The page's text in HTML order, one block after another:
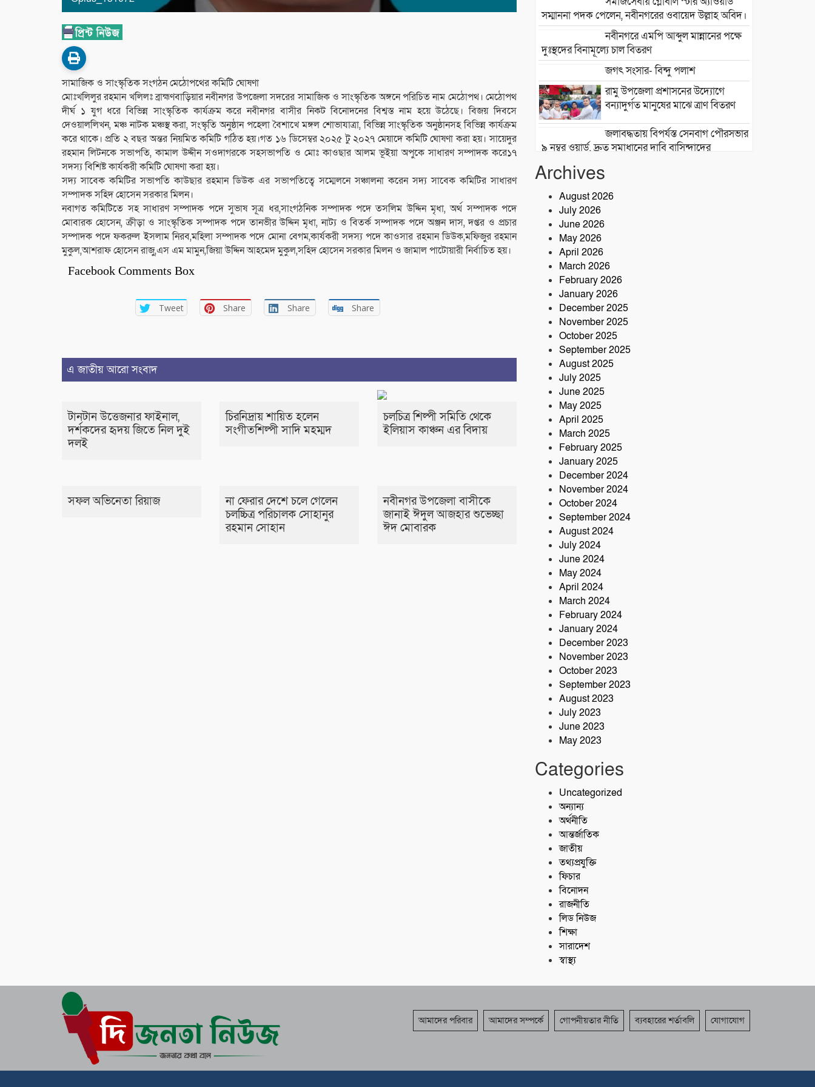
সামাজিক ও সাংস্কৃতিক সংগঠন মেঠোপথের কমিটি ঘোষণা
মোঃখলিলুর রহমান খলিলঃ ব্রাহ্মণবাড়িয়ার নবীনগর উপজেলা সদরের সামাজিক ও সাংস্কৃতিক অঙ্গনে পরিচিত নাম মেঠোপথ। মেঠোপথ
দীর্ঘ ১ যুগ ধরে বিভিন্ন সাংস্কৃতিক কার্যক্রম করে নবীনগর বাসীর নিকট বিনোদনের বিশ্বস্ত নাম হয়ে উঠেছে। বিজয় দিবসে
দেওয়াললিখন, মঞ্চ নাটক মঞ্চস্থ করা, সংস্কৃতি অনুষ্ঠান পহেলা বৈশাখে মঙ্গল শোভাযাত্রা, বিভিন্ন সাংস্কৃতিক অনুষ্ঠানসহ বিভিন্ন কার্যক্রম
করে থাকে। প্রতি ২ বছর অন্তর নিয়মিত কমিটি গঠিত হয়।গত ১৬ ডিসেম্বর ২০২৫ টু ২০২৭ মেয়াদে কমিটি ঘোষণা করা হয়। সায়েদুর
রহমান লিটনকে সভাপতি, কামাল উদ্দীন সওদাগরকে সহসভাপতি ও মোঃ কাওছার আলম ভূইয়া অপুকে সাধারণ সম্পাদক করে১৭
সদস্য বিশিষ্ট কার্যকরী কমিটি ঘোষণা করা হয়।
সদ্য সাবেক কমিটির সভাপতি কাউছার রহমান ডিউক এর সভাপতিত্বে সম্মেলনে সঞ্চালনা করেন সদ্য সাবেক কমিটির সাধারণ
সম্পাদক সহিদ হোসেন সরকার মিলন।
নবাগত কমিটিতে সহ সাধারণ সম্পাদক পদে সুভাষ সূত্র ধর,সাংগঠনিক সম্পাদক পদে তসলিম উদ্দিন মৃধা, অর্থ সম্পাদক পদে
মোবারক হোসেন, ক্রীড়া ও সাংস্কৃতিক সম্পাদক পদে তানভীর উদ্দিন মৃধা, নাট্য ও বিতর্ক সম্পাদক পদে অঞ্জন দাস, দপ্তর ও প্রচার
সম্পাদক পদে ফকরুল ইসলাম নিরব,মহিলা সম্পাদক পদে মোনা বেগম,কার্যকরী সদস্য পদে কাওসার রহমান ডিউক,মফিজুর রহমান
মুকুল,আশরাফ হোসেন রাজু,এস এম মামুন,জিয়া উদ্দিন আহমেদ মুকুল,সহিদ হোসেন সরকার মিলন ও জামাল পাটোয়ারী নির্বাচিত হয়।
Facebook Comments Box
Tweet Share Share Share
এ জাতীয় আরো সংবাদ
টানটান উত্তেজনার ফাইনাল,
দর্শকদের হৃদয় জিতে নিল দুই
দলই
চিরনিদ্রায় শায়িত হলেন
সংগীতশিল্পী সাদি মহম্মদ
চলচিত্র শিল্পী সমিতি থেকে
ইলিয়াস কাঞ্চন এর বিদায়
সফল অভিনেতা রিয়াজ
না ফেরার দেশে চলে গেলেন
চলচ্চিত্র পরিচালক সোহানুর
রহমান সোহান
নবীনগর উপজেলা বাসীকে
জানাই ঈদুল আজহার শুভেচ্ছা
ঈদ মোবারক
সম্মাননা পদক পেলেন, নবীনগরের ওবায়েদ উল্লাহ অবিদ।
নবীনগরে এমপি আব্দুল মান্নানের পক্ষে
দুঃস্থদের বিনামূল্যে চাল বিতরণ
জগৎ সংসার- বিন্দু পলাশ
রামু উপজেলা প্রশাসনের উদ্যোগে
বন্যাদুর্গত মানুষের মাঝে ত্রাণ বিতরণ
জলাবদ্ধতায় বিপর্যস্ত সেনবাগ পৌরসভার
৯ নম্বর ওয়ার্ড, দ্রুত সমাধানের দাবি বাসিন্দাদের
সড়ক দুর্ঘটনায় আরেক প্রাণহানি,
কবিরহাটে নিহত ৬০ বছরের কৃষক
Archives
August 2026
July 2026
June 2026
May 2026
April 2026
March 2026
February 2026
January 2026
December 2025
November 2025
October 2025
September 2025
August 2025
July 2025
June 2025
May 2025
April 2025
March 2025
February 2025
January 2025
December 2024
November 2024
October 2024
September 2024
August 2024
July 2024
June 2024
May 2024
April 2024
March 2024
February 2024
January 2024
December 2023
November 2023
October 2023
September 2023
August 2023
July 2023
June 2023
May 2023
Categories
Uncategorized
অন্যান্য
অর্থনীতি
আন্তর্জাতিক
জাতীয়
তথ্যপ্রযুক্তি
ফিচার
বিনোদন
রাজনীতি
লিড নিউজ
শিক্ষা
সারাদেশ
স্বাস্থ্য
আমাদের পরিবার আমাদের সম্পর্কে গোপনীয়তার নীতি ব্যবহারের শর্তাবলি যোগাযোগ